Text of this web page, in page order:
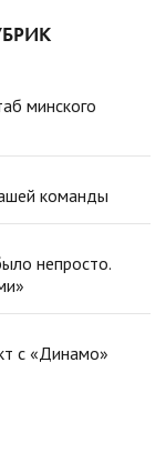
минского
команды
непросто.
с «Динамо»